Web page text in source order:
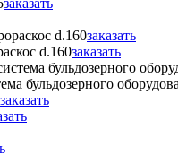
заказать
d.160заказать
d.160заказать
бульдозерного
бульдозерного
заказать